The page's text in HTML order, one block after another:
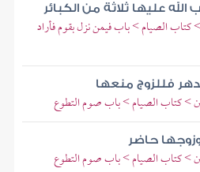
عليها ثلاثة من الكبائر
> كتاب الصيام > باب فيمن نزل بقوم فأراد
فللزوج منعها
> كتاب الصيام > باب صوم التطوع
حاضر
> كتاب الصيام > باب صوم التطوع